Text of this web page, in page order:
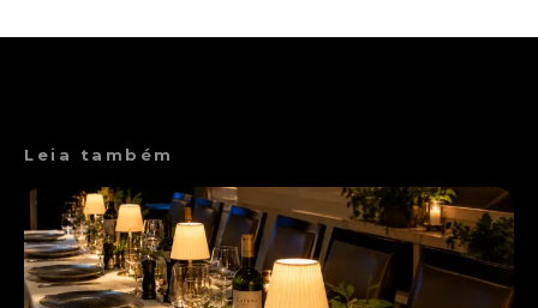
Leia também